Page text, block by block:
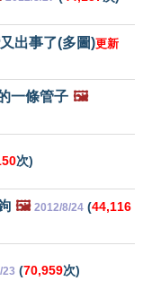
出事了(多圖)更新
一條管子 🖼️
次)
🖼️ 2012/8/24 (44,116
23 (70,959次)